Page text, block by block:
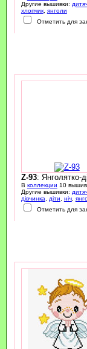
Другие вышивки:
хлопчик, янголи
Отметить для
Z-93: Янголятко-
В коллекции 10
Другие вышивки:
дівчинка
діти ніч,
Отметить для